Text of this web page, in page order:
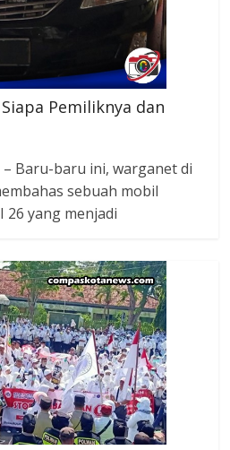
Pemiliknya dan
Baru-baru ini, warganet di
sebuah mobil
26 yang menjadi